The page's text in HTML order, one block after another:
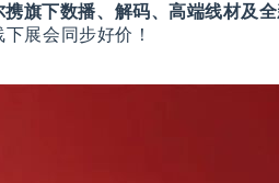
携旗下数播、解码、高端线材及
展会同步好价！